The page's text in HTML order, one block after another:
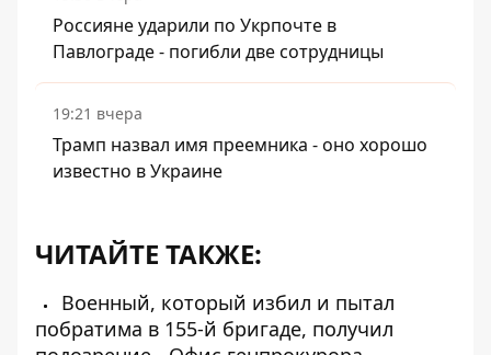
Россияне ударили по Укрпочте в
Павлограде - погибли две сотрудницы
19:21 вчера
Трамп назвал имя преемника - оно хорошо
известно в Украине
ЧИТАЙТЕ ТАКЖЕ:
Военный, который избил и пытал
побратима в 155-й бригаде, получил